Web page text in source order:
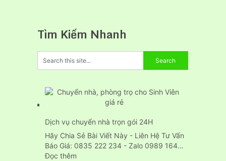
Tìm Kiếm Nhanh
Dịch vụ chuyển nhà trọn gói 24H
Hãy Chia Sẻ Bài Viết Này - Liên Hệ Tư Vấn
Báo Giá: 0835 222 234 - Zalo 0989 164…
Đọc thêm: